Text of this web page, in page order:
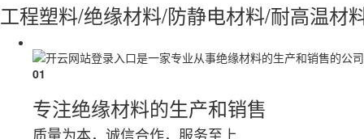
工程塑料/绝缘材料/防静电材料/耐高温材
01
专注绝缘材料的生产和销售
质量为本，诚信合作，服务至上